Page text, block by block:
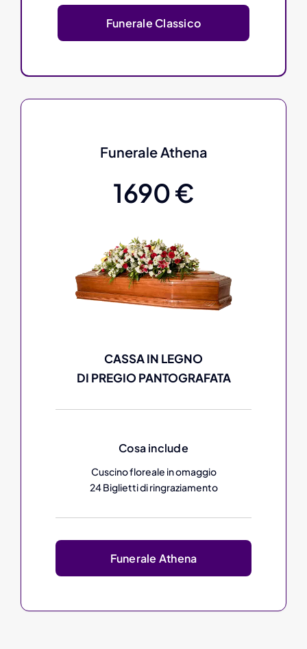
Funerale Classico
Funerale Athena
1690 €
CASSA IN LEGNO
DI PREGIO PANTOGRAFATA
Cosa include
Cuscino floreale in omaggio
24 Biglietti di ringraziamento
Funerale Athena